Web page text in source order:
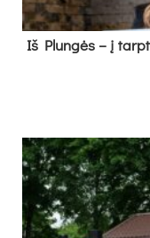
Iš Plungės – į